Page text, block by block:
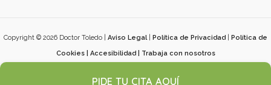
Copyright © 2026 Doctor Toledo | Aviso Legal| Política de Privacidad
Política de
Cookies| Accesibilidad| Trabaja con nosotros
ÓptimaWeb
PIDE TU CITA AQUÍ